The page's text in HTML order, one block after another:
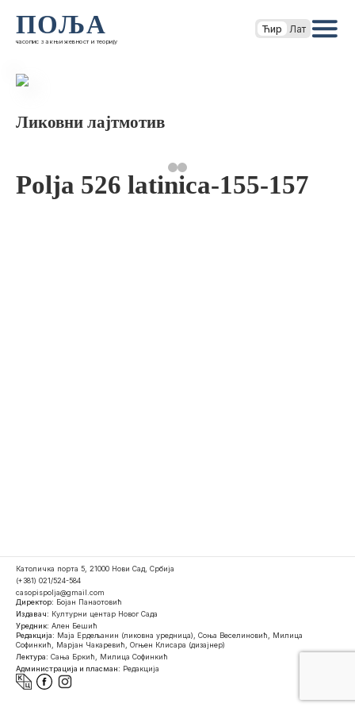
ПОЉА
часопис за књижевност и теорију
Ћир Лат
Ликовни лајтмотив
Polja 526 latinica-155-157
Католичка порта 5, 21000 Нови Сад, Србија
(+381) 021/524-584
casopispolja@gmail.com
Директор: Бојан Панаотовић
Издавач: Културни центар Новог Сада
Уредник: Ален Бешић
Редакција: Маја Ердељанин (ликовна уредница), Соња Веселиновић, Милица
Софинкић, Марјан Чакаревић, Огњен Клисара (дизајнер)
Лектура: Сања Бркић, Милица Софинкић
Администрација и пласман: Редакција